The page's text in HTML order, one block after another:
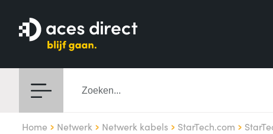
Home Netwerk Netwerk kabels StarTech.com